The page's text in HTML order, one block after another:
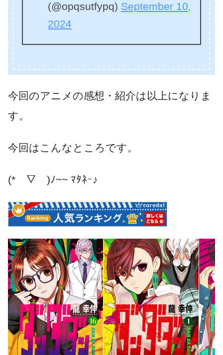
(@opqsutfypq) September 10,
2024
今回のアニメの感想・紹介は以上になりま
す。
今回はこんなところです。
(*￣▽￣)ﾉ~~ ﾏﾀﾈｰ♪